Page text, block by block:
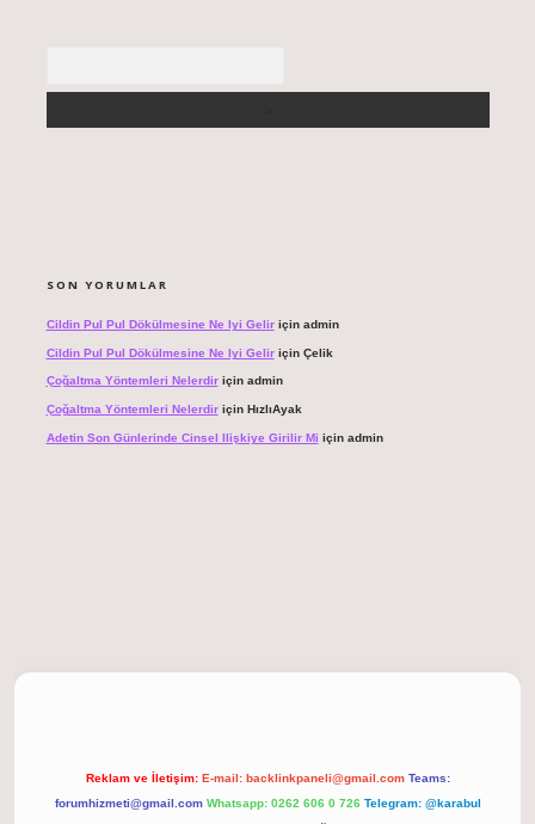
SON YORUMLAR
Cildin Pul Pul Dökülmesine Ne Iyi Geliriçin admin
Cildin Pul Pul Dökülmesine Ne Iyi Geliriçin Çelik
Çoğaltma Yöntemleri Nelerdiriçin admin
Çoğaltma Yöntemleri Nelerdiriçin HızlıAyak
Adetin Son Günlerinde Cinsel Ilişkiye Girilir Mi için admin
Reklam ve İletişim: E-mail: backlinkpaneli@gmail.com Teams:
forumhizmeti@gmail.com Whatsapp: 0262 606 0 726 Telegram: @karabul